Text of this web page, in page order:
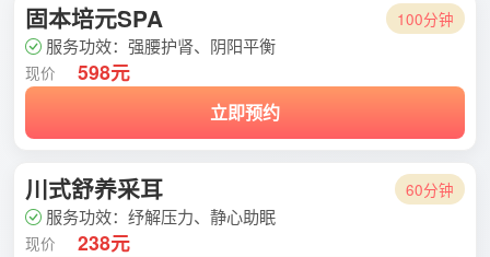
固本培元SPA 100分钟
服务功效：强腰护肾、阴阳平衡
现价 598元
立即预约
川式舒养采耳 60分钟
服务功效：纾解压力、静心助眠
现价 238元